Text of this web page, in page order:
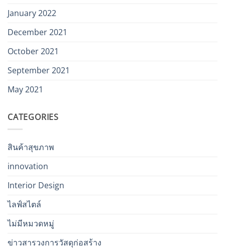
January 2022
December 2021
October 2021
September 2021
May 2021
CATEGORIES
สินค้าสุขภาพ
innovation
Interior Design
ไลฟ์สไตล์
ไม่มีหมวดหมู่
ข่าวสารวงการวัสดุก่อสร้าง